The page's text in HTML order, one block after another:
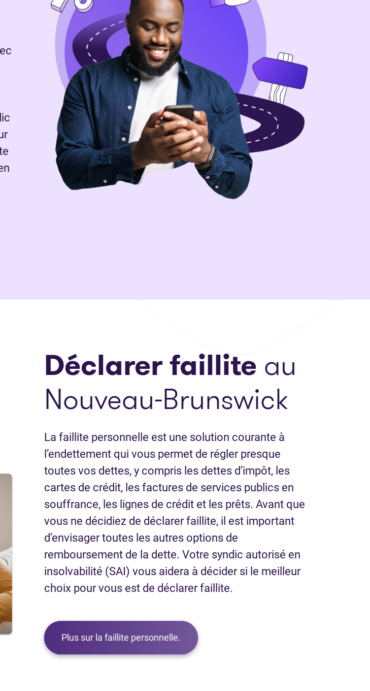
Déclarer faillite au
Nouveau-Brunswick
La faillite personnelle est une solution courante à
l’endettement qui vous permet de régler presque
toutes vos dettes, y compris les dettes d’impôt, les
cartes de crédit, les factures de services publics en
souffrance, les lignes de crédit et les prêts. Avant que
vous ne décidiez de déclarer faillite, il est important
d’envisager toutes les autres options de
remboursement de la dette. Votre syndic autorisé en
insolvabilité (SAI) vous aidera à décider si le meilleur
choix pour vous est de déclarer faillite.
Plus sur la faillite personnelle.